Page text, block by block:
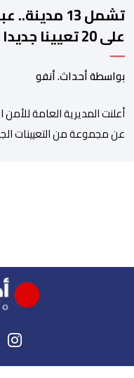
تشمل 13
على 20
بمصالح الأمن الوطني
بواسطة أحداث. أنفو
عن مجموعة من التعيينات